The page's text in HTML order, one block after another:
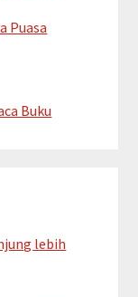
Puasa
Buku
lebih